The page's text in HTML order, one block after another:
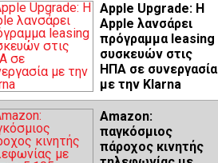
Apple Upgrade: Η
Apple λανσάρει
πρόγραμμα leasing
συσκευών στις
ΗΠΑ σε συνεργασία
με την Klarna
Amazon:
παγκόσμιος
πάροχος κινητής